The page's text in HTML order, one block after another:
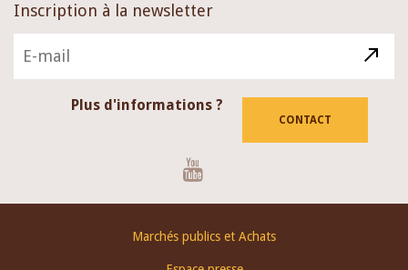
Inscription à la newsletter
Plus d'informations ?
CONTACT
Marchés publics et Achats